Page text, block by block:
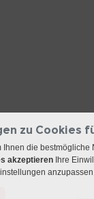
zu Cookies
Ihnen die
akzeptieren Ihre